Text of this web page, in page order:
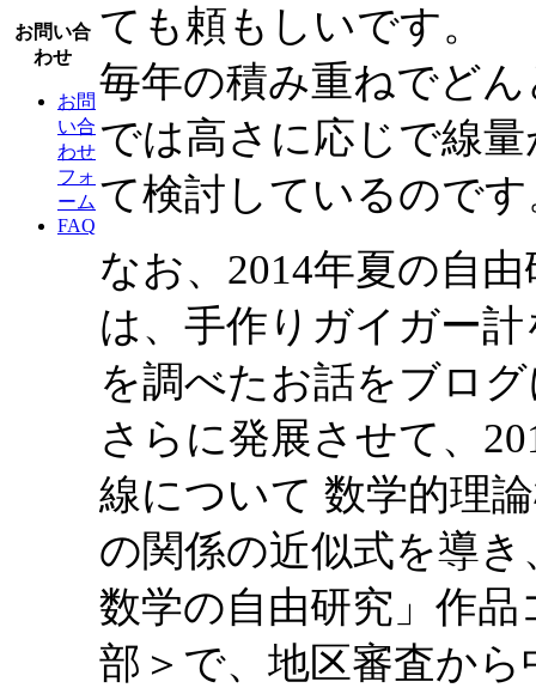
お問い合
わせ
お問
い合
わせ
フォ
ーム
FAQ
ても頼もしいです。
毎年の積み重ねでど
では高さに応じで線
て検討しているので
なお、2014年夏の自
は、手作りガイガー
を調べたお話をブロ
さらに発展させて、
線について 数学的理
の関係の近似式を導
数学の自由研究」作
部＞で、地区審査か